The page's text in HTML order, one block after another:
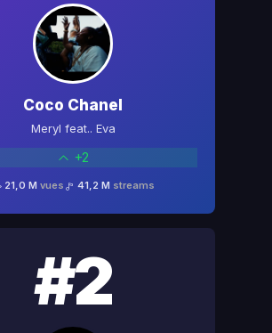
#2
Coco Chanel
Meryl feat.. Eva
+2
21,0 M vues 41,2 M streams